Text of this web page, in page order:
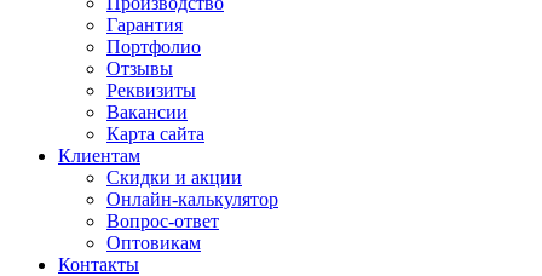
Гарантия
Портфолио
Отзывы
Реквизиты
Вакансии
Карта сайта
Клиентам
Скидки и акции
Онлайн-калькулятор
Вопрос-ответ
Оптовикам
Контакты